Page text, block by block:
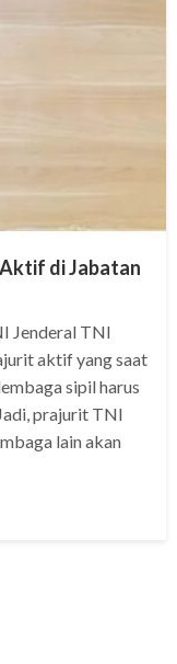
di Jabatan
Jenderal TNI
aktif yang saat
sipil harus
prajurit TNI
lain akan